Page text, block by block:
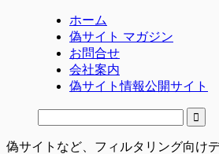
ホーム
偽サイト マガジン
お問合せ
会社案内
偽サイト情報公開サイト
偽サイトなど、フィルタリング向け